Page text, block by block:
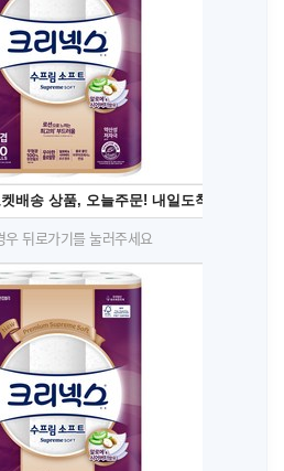
뒤로가기를 눌러주세요